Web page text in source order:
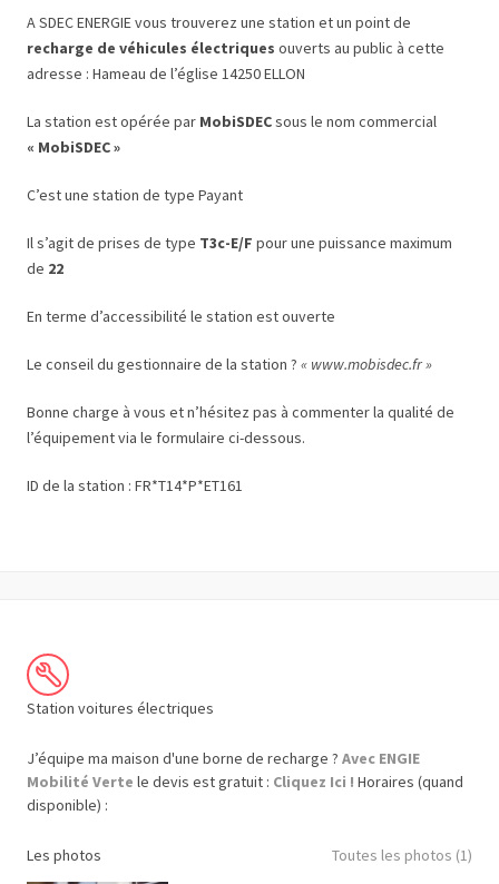
A SDEC ENERGIE vous trouverez une station et un point de
recharge de véhicules électriques ouverts au public à cette
adresse : Hameau de l’église 14250 ELLON
La station est opérée par MobiSDECsous le nom commercial
« MobiSDEC »
C’est une station de type Payant
Il s’agit de prises de type T3c-E/F pour une puissance maximum
de 22
En terme d’accessibilité le station est ouverte
Le conseil du gestionnaire de la station ? « www.mobisdec.fr »
Bonne charge à vous et n’hésitez pas à commenter la qualité de
l’équipement via le formulaire ci-dessous.
ID de la station : FR*T14*P*ET161
Station voitures électriques
J’équipe ma maison d'une borne de recharge ? Avec ENGIE
Mobilité Verte le devis est gratuit : Cliquez Ici ! Horaires (quand
disponible) :
Les photos Toutes les photos (1)